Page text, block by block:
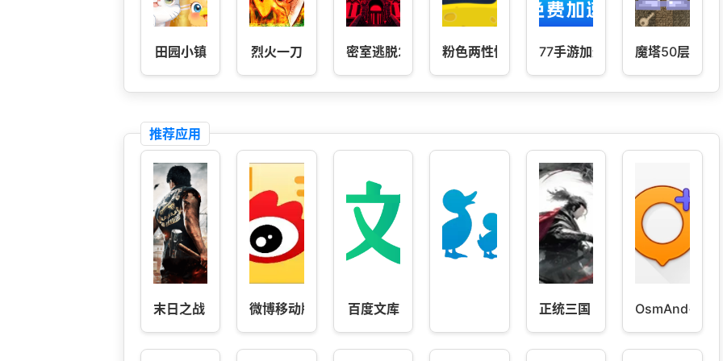
田园小镇 烈火一刀 密室逃脱23迷失俱乐部粉色两性情趣-成人用品
77手游加速器 魔塔50层勇者
推荐应用
末日之战 1.2 微博移动版 百度文库 正统三国 v1.13.19OsmAnd+